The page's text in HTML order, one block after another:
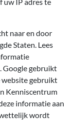
naar en door
Staten. Lees
Google gebruikt
website gebruikt
Kenniscentrum
informatie aan
wordt